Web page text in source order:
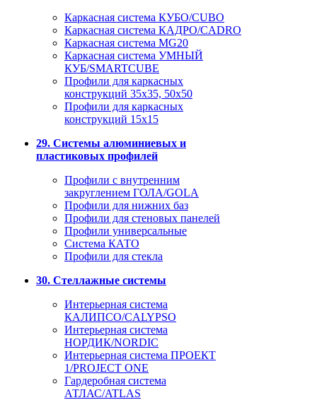
Каркасная система КУБО/CUBO
Каркасная система КАДРО/CADRO
Каркасная система MG20
Каркасная система УМНЫЙ
КУБ/SMARTCUBE
Профили для каркасных
конструкций 35x35, 50x50
Профили для каркасных
конструкций 15х15
29. Системы алюминиевых и
пластиковых профилей
Профили с внутренним
закруглением ГОЛА/GOLA
Профили для нижних баз
Профили для стеновых панелей
Профили универсальные
Система КАТО
Профили для стекла
30. Стеллажные системы
Интерьерная система
КАЛИПСО/CALYPSO
Интерьерная система
НОРДИК/NORDIC
Интерьерная система ПРОЕКТ
1/PROJECT ONE
Гардеробная система
АТЛАС/ATLAS